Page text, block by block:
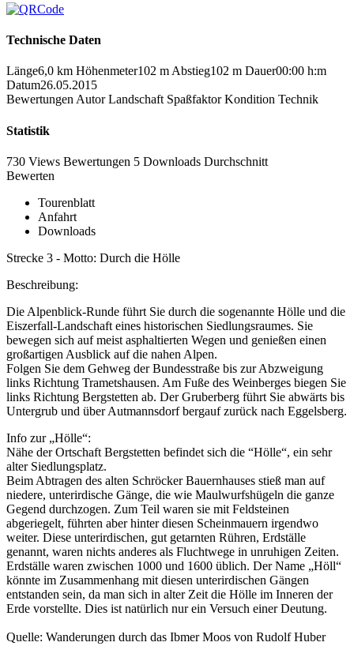
Technische Daten
Länge6,0 km Höhenmeter102 m Abstieg102 m Dauer00:00 h:m
Datum26.05.2015
Bewertungen Autor Landschaft Spaßfaktor Kondition Technik
Statistik
730 Views Bewertungen 5 Downloads Durchschnitt
Bewerten
Tourenblatt
Anfahrt
Downloads
Strecke 3 - Motto: Durch die Hölle
Beschreibung:
Die Alpenblick-Runde führt Sie durch die sogenannte Hölle und die
Eiszerfall-Landschaft eines historischen Siedlungsraumes. Sie
bewegen sich auf meist asphaltierten Wegen und genießen einen
großartigen Ausblick auf die nahen Alpen.
Folgen Sie dem Gehweg der Bundesstraße bis zur Abzweigung
links Richtung Trametshausen. Am Fuße des Weinberges biegen Sie
links Richtung Bergstetten ab. Der Gruberberg führt Sie abwärts bis
Untergrub und über Autmannsdorf bergauf zurück nach Eggelsberg.
Info zur „Hölle“:
Nähe der Ortschaft Bergstetten befindet sich die “Hölle“, ein sehr
alter Siedlungsplatz.
Beim Abtragen des alten Schröcker Bauernhauses stieß man auf
niedere, unterirdische Gänge, die wie Maulwurfshügeln die ganze
Gegend durchzogen. Zum Teil waren sie mit Feldsteinen
abgeriegelt, führten aber hinter diesen Scheinmauern irgendwo
weiter. Diese unterirdischen, gut getarnten Rühren, Erdställe
genannt, waren nichts anderes als Fluchtwege in unruhigen Zeiten.
Erdställe waren zwischen 1000 und 1600 üblich. Der Name „Höll“
könnte im Zusammenhang mit diesen unterirdischen Gängen
entstanden sein, da man sich in alter Zeit die Hölle im Inneren der
Erde vorstellte. Dies ist natürlich nur ein Versuch einer Deutung.
Quelle: Wanderungen durch das Ibmer Moos von Rudolf Huber